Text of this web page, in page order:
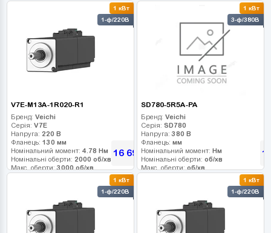
23-bit абс. оптичний
1 кВт
1-ф/220В
V7E-M13A-1R020-R1
Бренд: Veichi
Серія: V7E
Напруга: 220 В
Фланець: 130 мм
Номінальний момент: 4.78 Нм
Номінальні оберти: 2000 об/хв
Макс. оберти:3000 об/хв
16 695 грн
1 кВт
3-ф/380В
SD780-5R5A-PA
Бренд: Veichi
Серія: SD780
Напруга:380 В
Фланець: мм
Номінальний момент: Нм
Номінальні оберти: об/хв
Макс. оберти: об/хв
1 кВт
1-ф/220В
1 кВт
1-ф/220В